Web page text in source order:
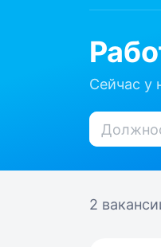
Сейчас у
2